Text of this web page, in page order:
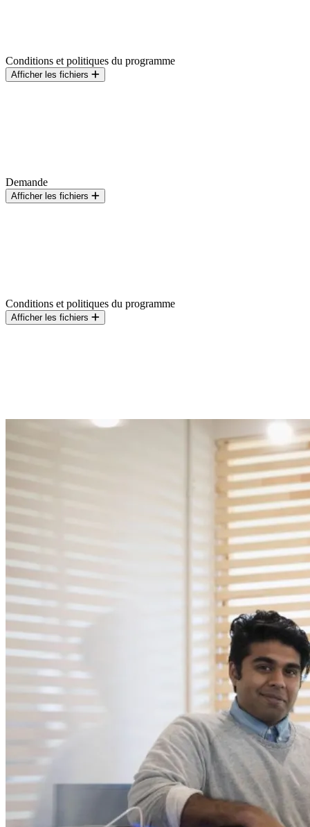
Conditions et politiques du programme
Afficher les fichiers
Demande
Afficher les fichiers
Conditions et politiques du programme
Afficher les fichiers